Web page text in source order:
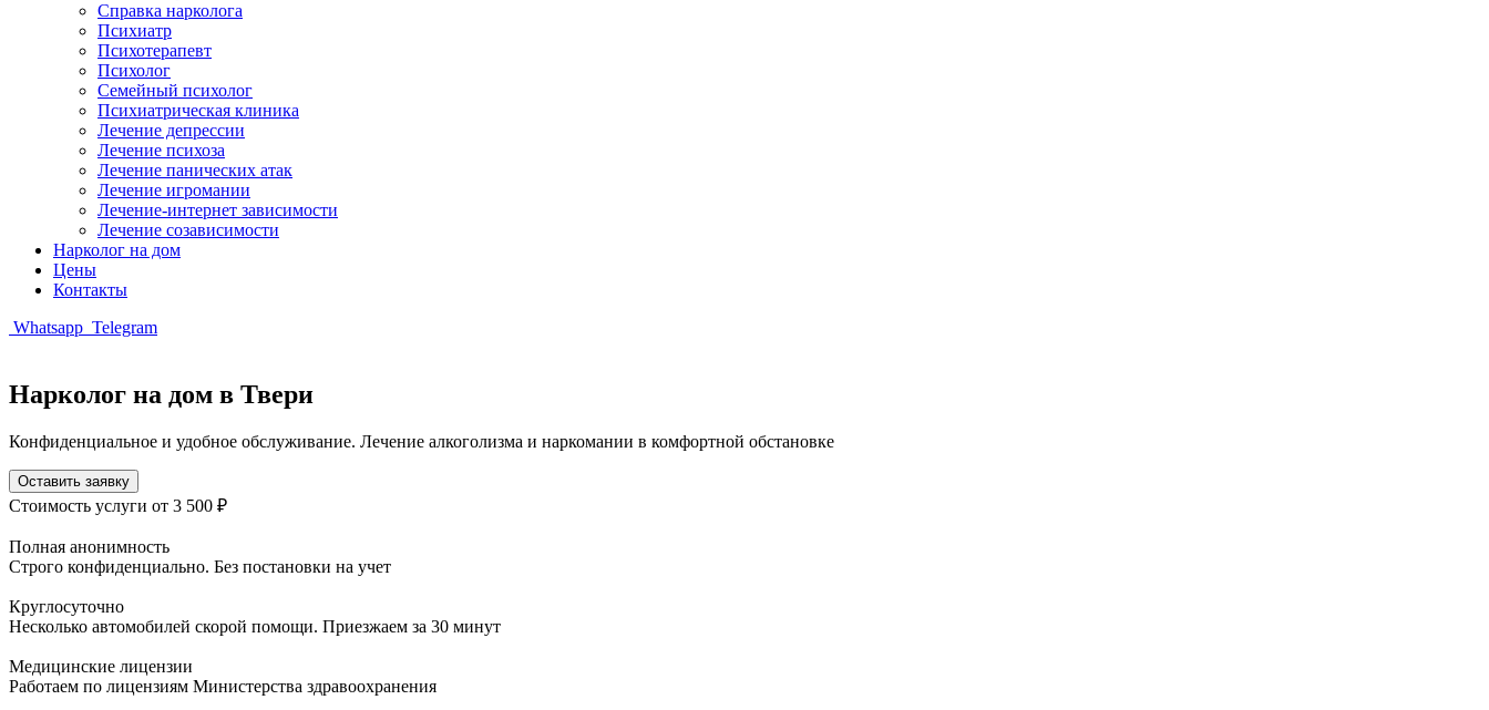
Справка нарколога
Психиатр
Психотерапевт
Психолог
Семейный психолог
Психиатрическая клиника
Лечение депрессии
Лечение психоза
Лечение панических атак
Лечение игромании
Лечение-интернет зависимости
Лечение созависимости
Нарколог на дом
Цены
Контакты
Whatsapp Telegram
Нарколог на дом в Твери
Конфиденциальное и удобное обслуживание. Лечение алкоголизма и наркомании в комфортной обстановке
Оставить заявку
Стоимость услуги от 3 500 ₽
Полная анонимность
Строго конфиденциально. Без постановки на учет
Круглосуточно
Несколько автомобилей скорой помощи. Приезжаем за 30 минут
Медицинские лицензии
Работаем по лицензиям Министерства здравоохранения